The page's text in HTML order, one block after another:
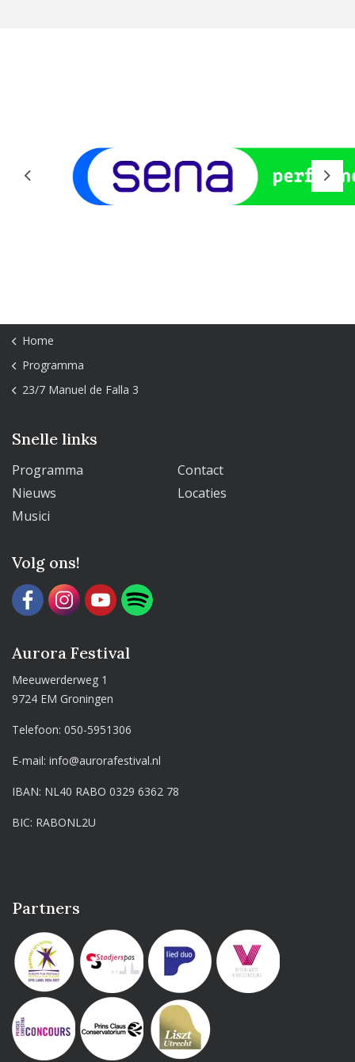
Previous Next
Home
Programma
23/7 Manuel de Falla 3
Snelle links
Programma
Contact
Nieuws
Locaties
Musici
Volg ons!
Aurora Festival
Meeuwerderweg 1
9724 EM Groningen
Telefoon:050-5951306
E-mail:info@aurorafestival.nl
IBAN: NL40 RABO 0329 6362 78
BIC: RABONL2U
Partners